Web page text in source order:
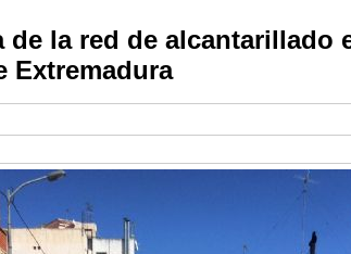
la red de alcantarillado
Extremadura